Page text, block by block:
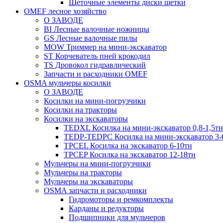
Щеточные элементы диски щетки
OMEF лесное хозяйство
О ЗАВОДЕ
BI Лесные валочные ножницы
GS Лесные валочные пилы
MOW Триммер на мини-экскаватор
ST Корчеватель пней крокодил
TS Дровокол гидравлический
Запчасти и расходники OMEF
OSMA мульчеры косилки
О ЗАВОДЕ
Косилки на мини-погрузчики
Косилки на тракторы
Косилки на экскаваторы
TEDXL Косилка на мини-экскаватор 0,8-1,5тн
TEDP-TEDPC Косилка на мини-экскаватор 3-
TPCEL Косилка на экскаватор 6-10тн
TPCEP Косилка на экскаватор 12-18тн
Мульчеры на мини-погрузчики
Мульчеры на тракторы
Мульчеры на экскаваторы
OSMA запчасти и расходники
Гидромоторы и ремкомплекты
Карданы и редукторы
Подшипники для мульчеров